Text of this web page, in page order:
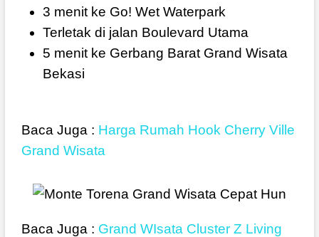
3 menit ke Go! Wet Waterpark
Terletak di jalan Boulevard Utama
5 menit ke Gerbang Barat Grand Wisata
Bekasi
Baca Juga : Harga Rumah Hook Cherry Ville
Grand Wisata
Baca Juga : Grand WIsata Cluster Z Living